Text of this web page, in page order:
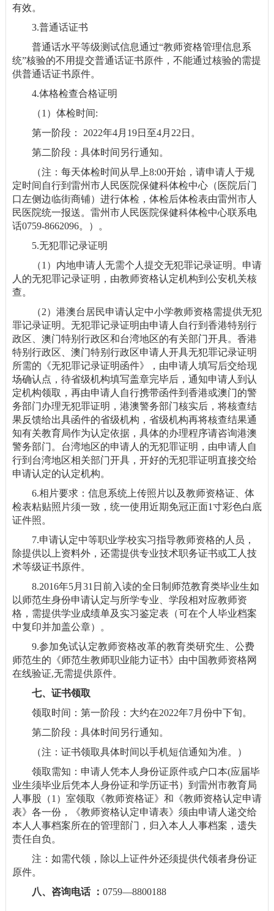
有效。
3.普通话证书
普通话水平等级测试信息通过“教师资格管理信息系
统”核验的不用提交普通话证书原件，不能通过核验的需提
供普通话证书原件。
4.体格检查合格证明
（1）体检时间:
第一阶段： 2022年4月19日至4月22日。
第二阶段：具体时间另行通知。
（注：每天体检时间从早上8:00开始，请申请人于规
定时间自行到雷州市人民医院保健科体检中心（医院后门
口左侧边临街商铺）进行体检，体检后体检表由雷州市人
民医院统一报送。雷州市人民医院保健科体检中心联系电
话0759-8662096。）。
5.无犯罪记录证明
（1）内地申请人无需个人提交无犯罪记录证明。申请
人的无犯罪记录证明，由教师资格认定机构到公安机关核
查。
（2）港澳台居民申请认定中小学教师资格需提供无犯
罪记录证明。无犯罪记录证明由申请人自行到香港特别行
政区、澳门特别行政区和台湾地区的有关部门开具。香港
特别行政区、澳门特别行政区申请人开具无犯罪记录证明
所需的《无犯罪记录证明函件》，由申请人填写后交给现
场确认点，待省级机构填写盖章完毕后，通知申请人到认
定机构领取，再由申请人自行携带函件到香港或澳门的警
务部门办理无犯罪证明，港澳警务部门核实后，将核查结
果反馈给出具函件的省级机构，省级机构再将核查结果通
知有关教育局作为认定依据，具体的办理程序请咨询港澳
警务部门。台湾地区的申请人的无犯罪证明，由申请人自
行到台湾地区相关部门开具，开好的无犯罪证明直接交给
申请认定的认定机构。
6.相片要求：信息系统上传照片以及教师资格证、体
检表粘贴照片须一致，统一使用近期免冠正面1寸彩色白底
证件照。
7.申请认定中等职业学校实习指导教师资格的人员，
除提供以上资料外，还需提供专业技术职务证书或工人技
术等级证书原件。
8.2016年5月31日前入读的全日制师范教育类毕业生如
以师范生身份申请认定与所学专业、学段相对应教师资
格，需提供学业成绩单及实习鉴定表（可在个人毕业档案
中复印并加盖公章）。
9.参加免试认定教师资格改革的教育类研究生、公费
师范生的《师范生教师职业能力证书》由中国教师资格网
在线验证,无需提供原件。
七、证书领取
领取时间：第一阶段：大约在2022年7月份中下旬。
第二阶段：具体时间另行通知。
（注：证书领取具体时间以手机短信通知为准。）
领取需知：申请人凭本人身份证原件或户口本(应届毕
业生须毕业后凭本人身份证和学历证书）到雷州市教育局
人事股（1）室领取《教师资格证》和《教师资格认定申请
表》各一份，《教师资格认定申请表》须由申请人递交给
本人人事档案所在的管理部门，归入本人人事档案，遗失
责任自负。
注：如需代领，除以上证件外还须提供代领者身份证
原件。
八、咨询电话 ： 0759—8800188